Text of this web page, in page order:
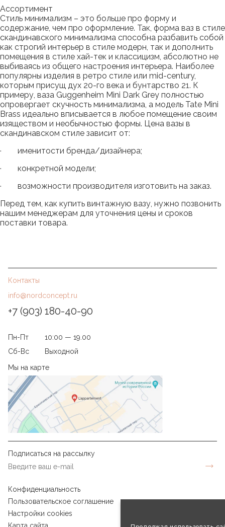
Ассортимент
Стиль минимализм – это больше про форму и
содержание, чем про оформление. Так, форма ваз в стиле
скандинавского минимализма способна разбавить собой
как строгий интерьер в стиле модерн, так и дополнить
помещения в стиле хай-тек и классицизм, абсолютно не
выбиваясь из общего настроения интерьера. Наиболее
популярны изделия в ретро стиле или mid-century,
которым присущ дух 20-го века и бунтарство 21. К
примеру, ваза Guggenheim Mini Dark Grey полностью
опровергает скучность минимализма, а модель Tate Mini
Brass идеально вписывается в любое помещение своим
изяществом и необычностью формы. Цена вазы в
скандинавском стиле зависит от:
· именитости бренда/дизайнера;
· конкретной модели;
· возможности производителя изготовить на заказ.
Перед тем, как купить винтажную вазу, нужно позвонить
нашим менеджерам для уточнения цены и сроков
поставки товара.
Контакты
info@nordconcept.ru
+7 (903) 180-40-90
Пн-Пт
10:00 — 19.00
Сб-Вс
Выходной
Мы на карте
Подписаться на рассылку
Конфиденциальность
Пользовательское соглашение
Настройки cookies
Карта сайта